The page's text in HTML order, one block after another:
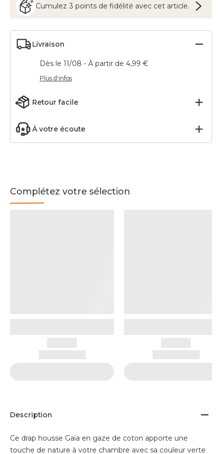
Cumulez 3 points de fidélité avec cet article.
Livraison
Dès le 11/08 - À partir de 4,99 €
Plus d'infos
Retour facile
À votre écoute
Complétez votre sélection
Description
Ce drap housse Gaïa en gaze de coton apporte une
touche de nature à votre chambre avec sa couleur verte